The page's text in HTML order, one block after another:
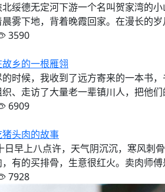
绥德无定河下游一个名叫贺家湾的
雾下地，背着晚霞回家。在漫长的
3590
乡的一根雁翎
时候，我收到了远方寄来的一本书
、走访了大量老一辈镇川人，把他
6909
头肉的故事
日早上八点许，天气阴沉沉，寒风刺
有的买排骨，生意很红火。卖肉师
7928